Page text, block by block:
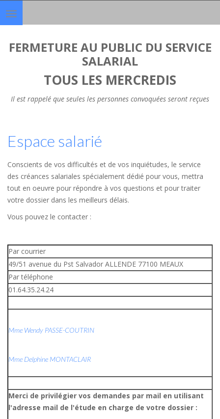
Toggle
navigation
FERMETURE AU PUBLIC DU SERVICE
SALARIAL
TOUS LES MERCREDIS
Il est rappelé que seules les personnes convoquées seront reçues
Espace salarié
Conscients de vos difficultés et de vos inquiétudes, le service
des créances salariales spécialement dédié pour vous, mettra
tout en oeuvre pour répondre à vos questions et pour traiter
votre dossier dans les meilleurs délais.
Vous pouvez le contacter :
Par courrier
49/51 avenue du Pst Salvador ALLENDE 77100 MEAUX
Par téléphone
01.64.35.24.24
Mme Wendy PASSE-COUTRIN
Mme Delphine MONTACLAIR
Merci de privilégier vos demandes par mail en utilisant
l'adresse mail de l'étude en charge de votre dossier :